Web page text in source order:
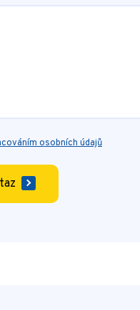
osobních údajů